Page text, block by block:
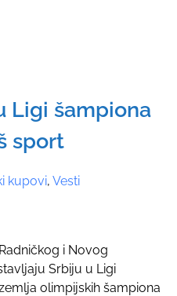
Ligi šampiona
sport
kupovi, Vesti
i Novog
Srbiju u Ligi
olimpijskih šampiona